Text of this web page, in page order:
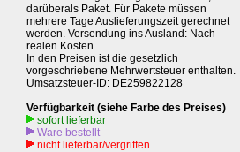
darüberals Paket. Für Pakete müssen
mehrere Tage Auslieferungszeit gerechnet
werden. Versendung ins Ausland: Nach
realen Kosten.
In den Preisen ist die gesetzlich
vorgeschriebene Mehrwertsteuer enthalten.
Umsatzsteuer-ID: DE259822128
Verfügbarkeit (siehe Farbe des Preises)
sofort lieferbar
Ware bestellt
nicht lieferbar/vergriffen